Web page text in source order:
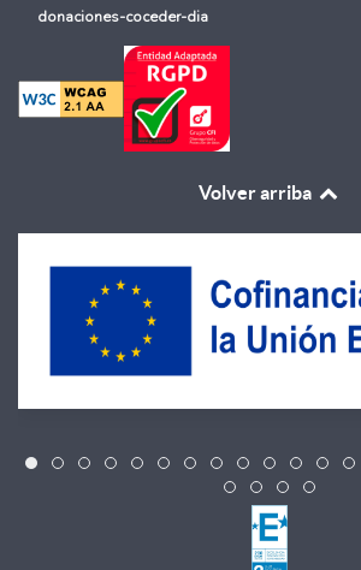
donaciones-coceder-dia
Volver arriba